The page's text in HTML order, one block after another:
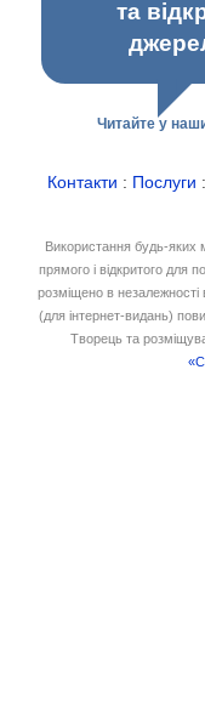
та
Читайте у
Контакти : Послуги :
Використання будь-яких
прямого і відкритого для
розміщено в незалежності
(для інтернет-видань)
Творець та